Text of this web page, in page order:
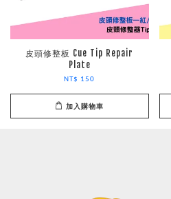
皮頭修整板 Cue Tip Repair
Plate
NT$ 150
加入購物車